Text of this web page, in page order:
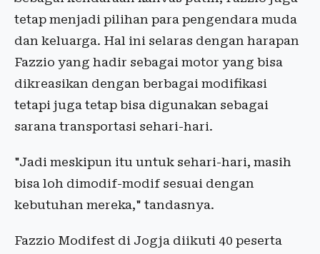
tetap menjadi pilihan para pengendara muda
dan keluarga. Hal ini selaras dengan harapan
Fazzio yang hadir sebagai motor yang bisa
dikreasikan dengan berbagai modifikasi
tetapi juga tetap bisa digunakan sebagai
sarana transportasi sehari-hari.
"Jadi meskipun itu untuk sehari-hari, masih
bisa loh dimodif-modif sesuai dengan
kebutuhan mereka," tandasnya.
Fazzio Modifest di Jogja diikuti 40 peserta